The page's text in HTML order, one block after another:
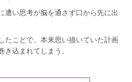
遭い思考が脳を通さず口から先に出
たことで、本来思い描いていた計画
き込まれてしまう。